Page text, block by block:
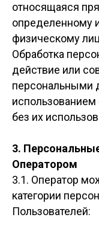
относящаяся
определенному
физическому
Обработка
действие или
персональными
использованием
без их
3.
Оператором
3.1. Оператор
категории
Пользователей: